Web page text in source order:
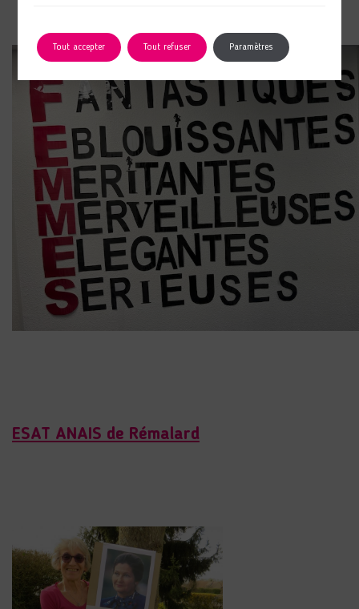
ESAT ANAIS de Rémalard
Tout accepter Tout refuser Paramètres